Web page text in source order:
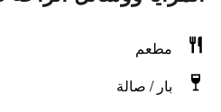
مطعم
بار / صالة